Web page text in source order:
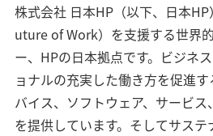
株式会社 日本HP（以下、日本
uture of Work）を支援する世界
ー、HPの日本拠点です。ビジネ
ョナルの充実した働き方を促進
バイス、ソフトウェア、サービ
を提供しています。そしてサス